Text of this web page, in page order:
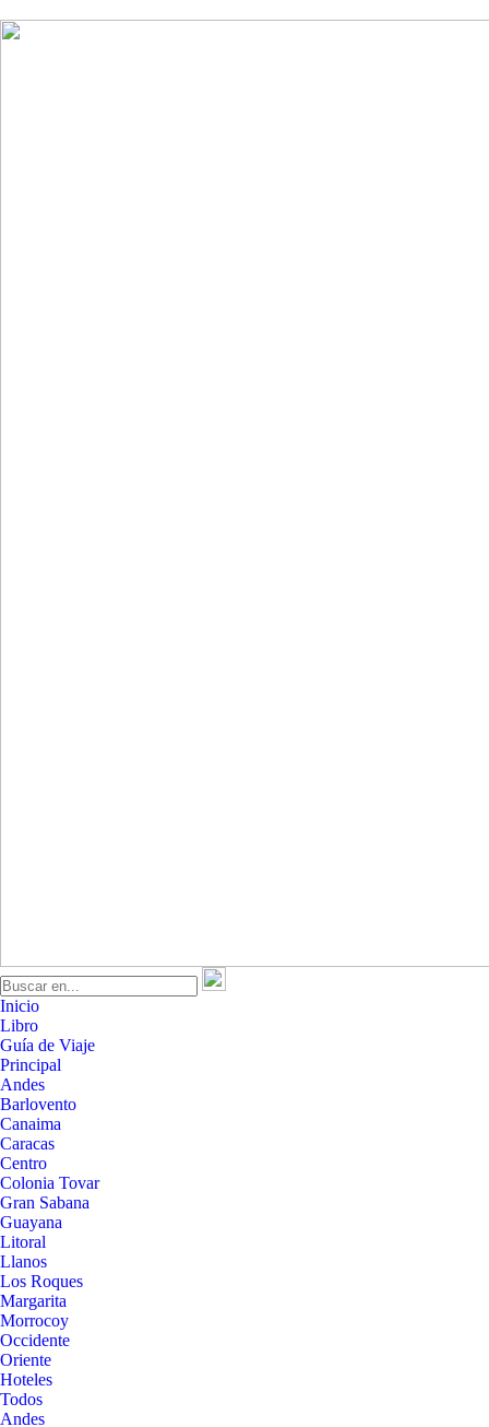
Inicio
Libro
Guía de Viaje
Principal
Andes
Barlovento
Canaima
Caracas
Centro
Colonia Tovar
Gran Sabana
Guayana
Litoral
Llanos
Los Roques
Margarita
Morrocoy
Occidente
Oriente
Hoteles
Todos
Andes